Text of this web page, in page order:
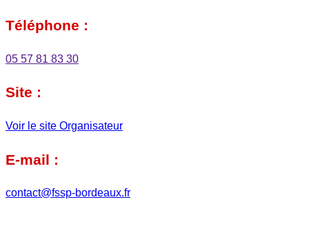
Téléphone :
05 57 81 83 30
Site :
Voir le site Organisateur
E-mail :
contact@fssp-bordeaux.fr